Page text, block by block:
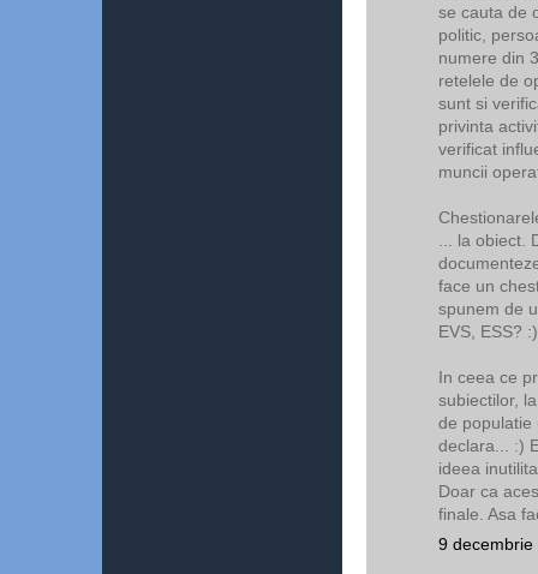
se cauta de
politic,
numere din
retelele de
sunt si
privinta
verificat
muncii
... la
face un
spunem de
EVS, ESS? :)
In ceea ce
subiectilor,
de populatie
declara... :)
ideea
Doar ca
finale. Asa
9